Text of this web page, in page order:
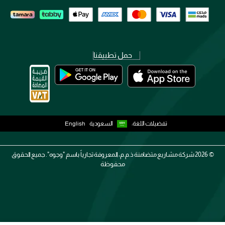
حمل تطبيقنا
تفضيلات اللغة: السعودية English
2026 ©شركة مشاريع متضامنة ذ.م.م، المعروفة تجارياً باسم "وجوه". جميع الحقوق
محفوظة